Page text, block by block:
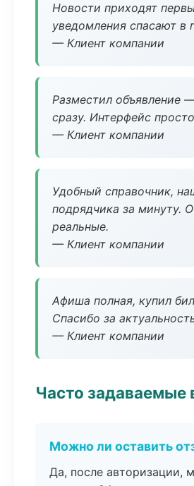
Новости приходят
уведомления спасают в
— Клиент компании
Разместил объявление
сразу. Интерфейс
— Клиент компании
Удобный справочник,
подрядчика за минуту.
реальные.
— Клиент компании
Афиша полная, купил
Спасибо за
— Клиент компании
Часто задаваемые
Можно ли оставить
Да, после авторизации,